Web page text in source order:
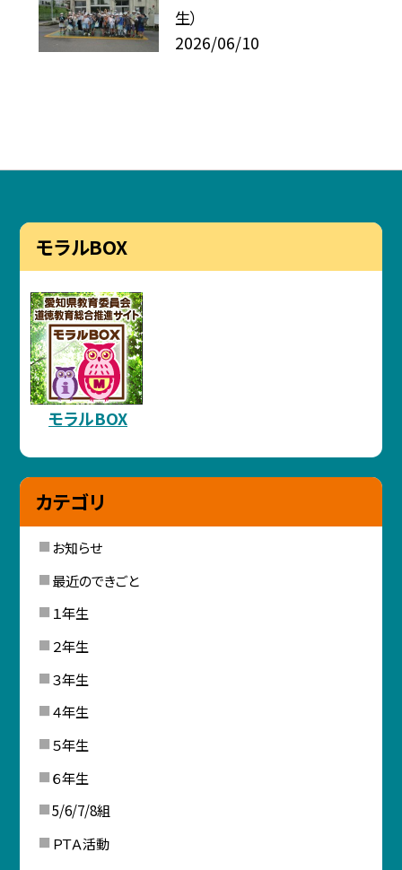
生）
2026/06/10
モラルBOX
モラルBOX
カテゴリ
お知らせ
最近のできごと
１年生
２年生
３年生
４年生
５年生
６年生
5/6/7/8組
ＰＴＡ活動